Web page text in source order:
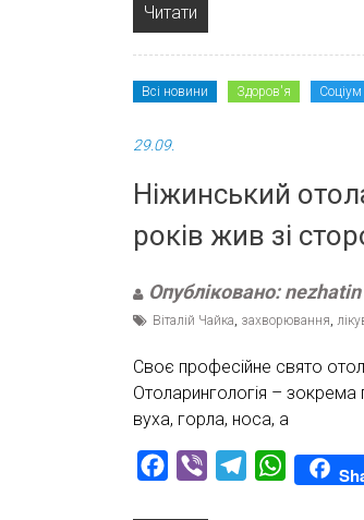
Читати
Всі новини Здоров'я Соціум
29.09.
Ніжинський
років жив зі
Опубліковано: nezhatin
Віталій Чайка захворювання
Своє професійне свято
Отоларингологія – зокрема
вуха, горла, носа, а
Facebook
Viber TelegramWhatsApp